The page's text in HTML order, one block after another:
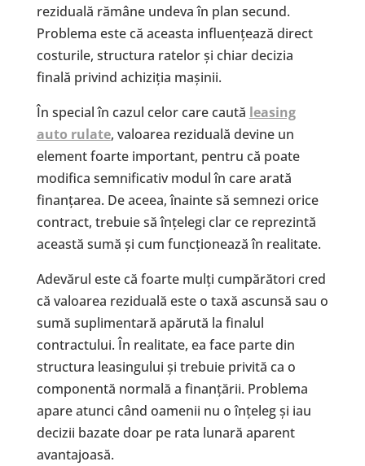
reziduală rămâne undeva în plan secund.
Problema este că aceasta influențează direct
costurile, structura ratelor și chiar decizia
finală privind achiziția mașinii.
În special în cazul celor care caută leasing
auto rulate, valoarea reziduală devine un
element foarte important, pentru că poate
modifica semnificativ modul în care arată
finanțarea. De aceea, înainte să semnezi orice
contract, trebuie să înțelegi clar ce reprezintă
această sumă și cum funcționează în realitate.
Adevărul este că foarte mulți cumpărători cred
că valoarea reziduală este o taxă ascunsă sau o
sumă suplimentară apărută la finalul
contractului. În realitate, ea face parte din
structura leasingului și trebuie privită ca o
componentă normală a finanțării. Problema
apare atunci când oamenii nu o înțeleg și iau
decizii bazate doar pe rata lunară aparent
avantajoasă.